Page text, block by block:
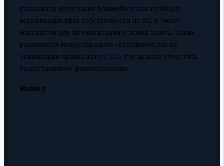
становится интеграция блокчейн-технологий для
верификации прав собственности на ИС и смарт-
контрактов для автоматизации условий залога. Также
развивается международное сотрудничество по
унификации правил залога ИС, что должно упростить
трансграничное финансирование.
Вывод